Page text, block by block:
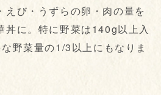
えび・うずらの卵・肉の量を
丼に。特に野菜は140g以上入
野菜量の1/3以上にもなりま